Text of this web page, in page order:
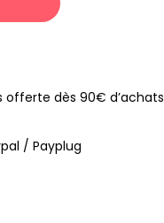
offerte dès 90€ d’achats
/ Payplug